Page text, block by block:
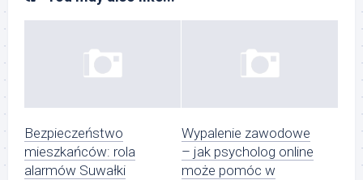
Bezpieczeństwo
mieszkańców: rola
alarmów Suwałki
Wypalenie zawodowe
– jak psycholog online
może pomóc w